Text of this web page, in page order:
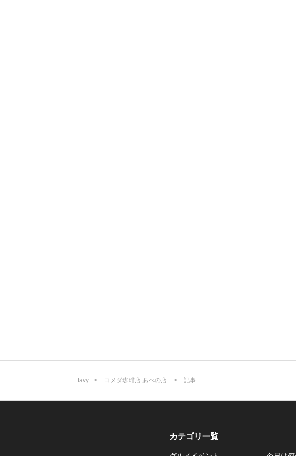
favy コメダ珈琲店 あべの店 記事
カテゴリ一覧